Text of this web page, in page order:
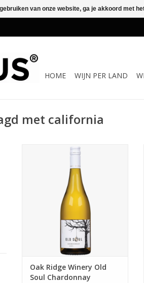
HOME WIJN PER LAND
met california
Deze houtgelagerde Old Soul
met het kenmerkende vettige in
de smaak. Je proeft tonen van
vanille, eiken, peer, appel en
abrikoos.
Oak Ridge Winery Old
Soul Chardonnay
van onze website, ga je akkoord met